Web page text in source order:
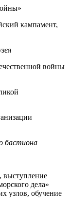
кампамент,
войны
бастиона
выступление
дела»
узлов, обучение